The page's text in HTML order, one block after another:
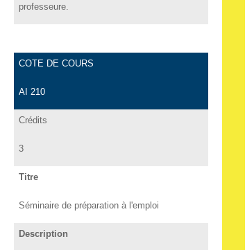
professeure.
COTE DE COURS
AI 210
Crédits
3
Titre
Séminaire de préparation à l'emploi
Description